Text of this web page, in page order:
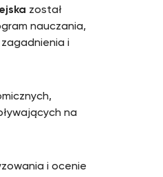
został
nauczania,
i
na
i ocenie